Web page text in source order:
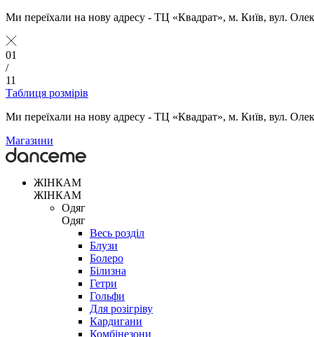
Ми переїхали на нову адресу - ТЦ «Квадрат», м. Київ, вул.
01
/
11
Таблиця розмірів
Ми переїхали на нову адресу - ТЦ «Квадрат», м. Київ, вул.
Магазини
ЖІНКАМ
ЖІНКАМ
Одяг
Одяг
Весь розділ
Блузи
Болеро
Білизна
Гетри
Гольфи
Для розігріву
Кардигани
Комбінезони